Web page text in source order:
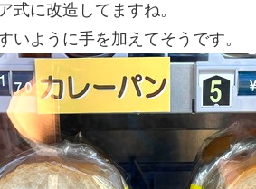
式に改造してますね。
いように手を加えてそうです。